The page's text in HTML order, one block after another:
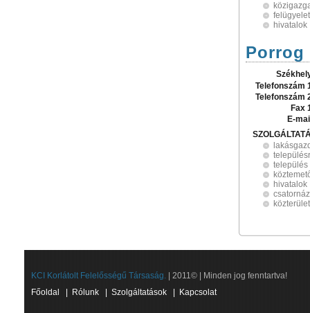
felügyelet
hivatalok
Porrog
Telefonszám
Telefonszám
Fax
E-
település
hivatalok
KCI Korlátolt Felelősségű Társaság. | 2011© | Minden jog fenntartva!
Főoldal
Rólunk Szolgáltatások Kapcsolat